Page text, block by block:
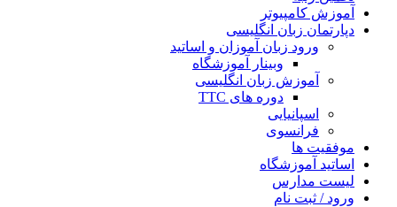
آموزش کامپیوتر
دپارتمان زبان انگلیسی
ورود زبان آموزان و اساتید
وبینار آموزشگاه
آموزش زبان انگلیسی
دوره های TTC
اسپانیایی
فرانسوی
موفقیت ها
اساتید آموزشگاه
لیست مدارس
ورود / ثبت نام